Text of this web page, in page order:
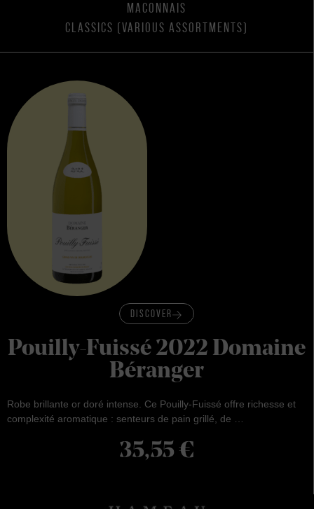
MACONNAIS
CLASSICS (VARIOUS ASSORTMENTS)
DISCOVER
Pouilly-Fuissé 2022 Domaine
Béranger
Robe brillante or doré intense. Ce Pouilly-Fuissé offre richesse et
complexité aromatique : senteurs de pain grillé, de …
35,55 €